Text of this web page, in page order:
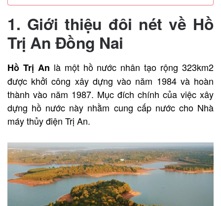
1. Giới thiệu đôi nét về Hồ
Trị An Đồng Nai
Hồ Trị An là một hồ nước nhân tạo rộng 323km2
được khởi công xây dựng vào năm 1984 và hoàn
thành vào năm 1987. Mục đích chính của việc xây
dựng hồ nước này nhằm cung cấp nước cho Nhà
máy thủy điện Trị An.